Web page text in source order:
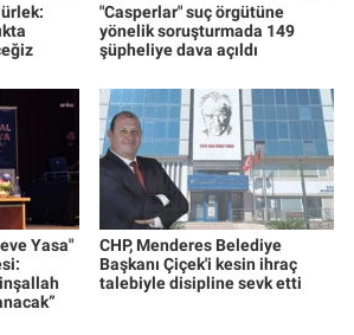
"Casperlar" suç örgütüne
yönelik soruşturmada 149
şüpheliye dava açıldı
Yasa"
CHP, Menderes Belediye
Başkanı Çiçek'i kesin ihraç
talebiyle disipline sevk etti